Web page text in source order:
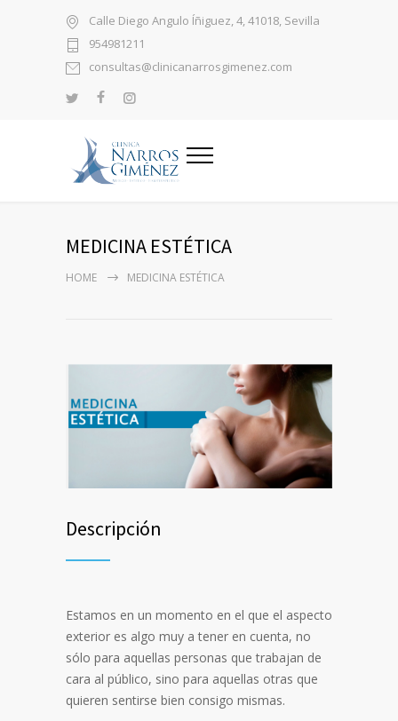
Calle Diego Angulo Íñiguez, 4, 41018, Sevilla
954981211
consultas@clinicanarrosgimenez.com
MEDICINA ESTÉTICA
HOME MEDICINA ESTÉTICA
Descripción
Estamos en un momento en el que el aspecto
exterior es algo muy a tener en cuenta, no
sólo para aquellas personas que trabajan de
cara al público, sino para aquellas otras que
quieren sentirse bien consigo mismas.